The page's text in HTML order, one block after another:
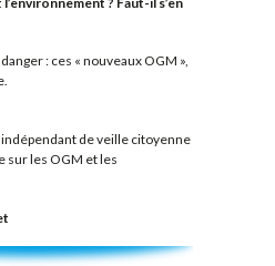
: ces « nouveaux OGM »,
de veille citoyenne
sur les OGM et les